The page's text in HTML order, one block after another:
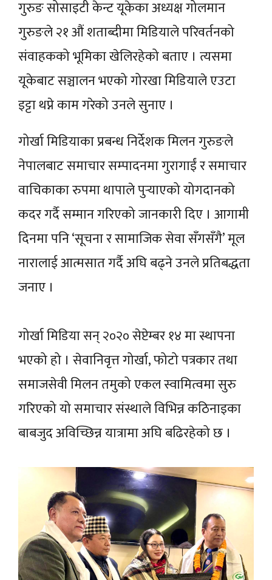
गुरुङ सोसाइटी केन्ट यूकेका अध्यक्ष गोलमान
गुरुङले २१ औं शताब्दीमा मिडियाले परिवर्तनको
संवाहकको भूमिका खेलिरहेको बताए । त्यसमा
यूकेबाट सञ्चालन भएको गोरखा मिडियाले एउटा
इट्टा थप्ने काम गरेको उनले सुनाए ।
गोर्खा मिडियाका प्रबन्ध निर्देशक मिलन गुरुङले
नेपालबाट समाचार सम्पादनमा गुरागाईं र समाचार
वाचिकाका रुपमा थापाले पुर्‍याएको योगदानको
कदर गर्दै सम्मान गरिएको जानकारी दिए । आगामी
दिनमा पनि ‘सूचना र सामाजिक सेवा सँगसँगै’ मूल
नारालाई आत्मसात गर्दै अघि बढ्ने उनले प्रतिबद्धता
जनाए ।
गोर्खा मिडिया सन् २०२० सेप्टेम्बर १४ मा स्थापना
भएको हो । सेवानिवृत्त गोर्खा, फोटो पत्रकार तथा
समाजसेवी मिलन तमुको एकल स्वामित्वमा सुरु
गरिएको यो समाचार संस्थाले विभिन्न कठिनाइका
बाबजुद अविच्छिन्न यात्रामा अघि बढिरहेको छ ।